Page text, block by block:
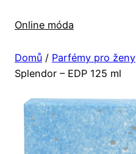
Online móda
Domů / Parfémy pro ženy
Splendor – EDP 125 ml